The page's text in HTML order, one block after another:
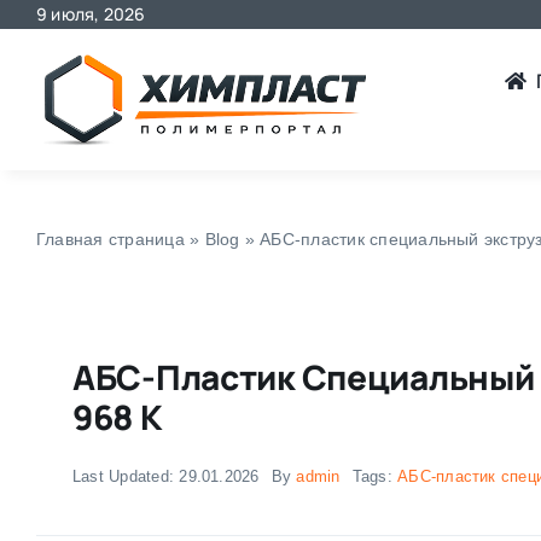
Skip
content
9 июля, 2026
Главная страница » Blog »АБС-пластик специальный
АБС-Пластик
968 K
Last Updated: 29.01.2026 Byadmin Tags:АБС-пластик